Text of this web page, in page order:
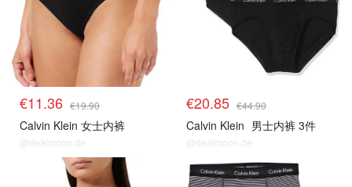
€11.36 €19.90
Calvin Klein 女士内裤
@dealmoon.de
€20.85 €44.90
Calvin Klein 男士内裤 3件
@dealmoon.de